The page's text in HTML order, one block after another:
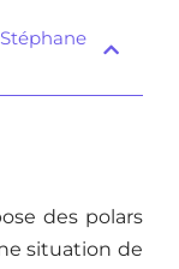
des polars
situation de